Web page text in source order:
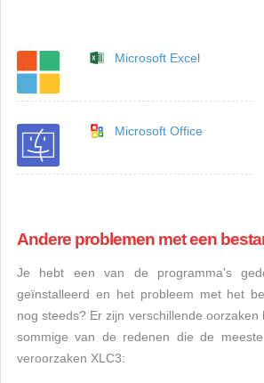
Microsoft Excel
Microsoft Office
Andere problemen met een
Je hebt een van de programma's
geïnstalleerd en het probleem met het
nog steeds? Er zijn verschillende oorzaken
sommige van de redenen die de meeste
veroorzaken XLC3: